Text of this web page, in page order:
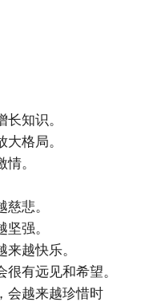
知识。
格局。
。
悲。
强。
越快乐。
有远见和希望。
会越来越珍惜时